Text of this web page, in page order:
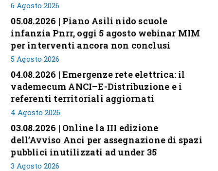
6 Agosto 2026
05.08.2026 | Piano Asili nido scuole
infanzia Pnrr, oggi 5 agosto webinar MIM
per interventi ancora non conclusi
5 Agosto 2026
04.08.2026 | Emergenze rete elettrica: il
vademecum ANCI–E-Distribuzione e i
referenti territoriali aggiornati
4 Agosto 2026
03.08.2026 | Online la III edizione
dell’Avviso Anci per assegnazione di spazi
pubblici inutilizzati ad under 35
3 Agosto 2026